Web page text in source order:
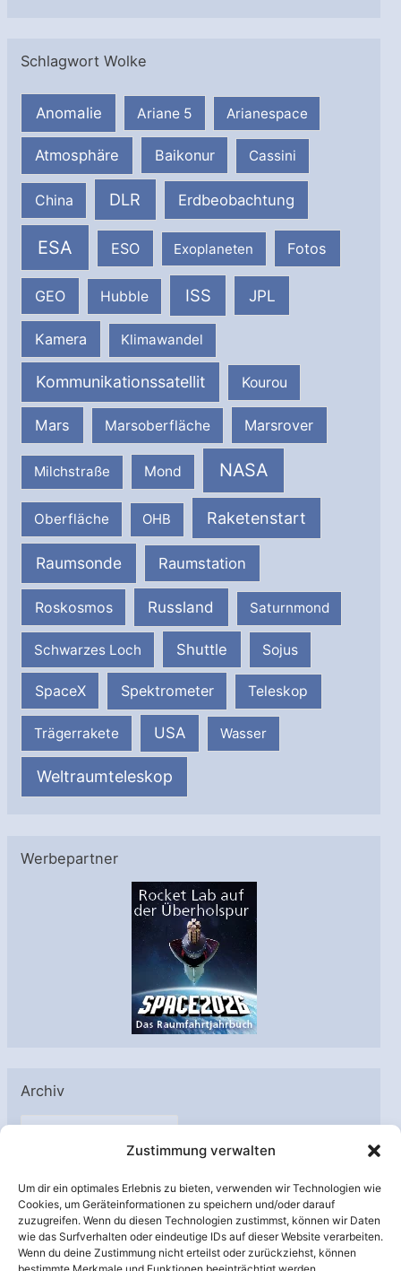
Zustimmung verwalten
Um dir ein optimales Erlebnis zu bieten, verwenden wir Technologien wie
Cookies, um Geräteinformationen zu speichern und/oder darauf
zuzugreifen. Wenn du diesen Technologien zustimmst, können wir Daten
wie das Surfverhalten oder eindeutige IDs auf dieser Website verarbeiten.
Wenn du deine Zustimmung nicht erteilst oder zurückziehst, können
Schlagwort Wolke
Anomalie Ariane 5 Arianespace
Atmosphäre Baikonur Cassini
China DLR Erdbeobachtung
ESA ESO Exoplaneten Fotos
GEO Hubble ISS JPL
Kamera Klimawandel
Kommunikationssatellit Kourou
Mars Marsoberfläche Marsrover
Milchstraße Mond NASA
Oberfläche OHB Raketenstart
Raumsonde Raumstation
Roskosmos Russland Saturnmond
Schwarzes Loch Shuttle Sojus
SpaceX Spektrometer Teleskop
Trägerrakete USA Wasser
Weltraumteleskop
Werbepartner
Archiv
A
h
i
v
Unterstützt von: